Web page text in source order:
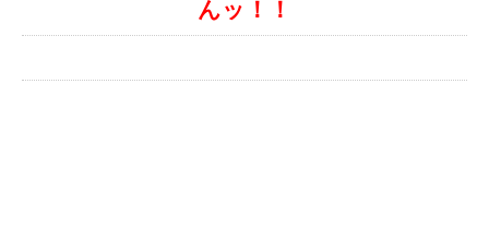
んッ！！